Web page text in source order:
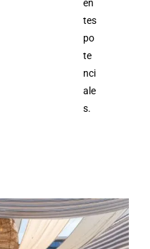
en
tes
po
te
nci
ale
s.